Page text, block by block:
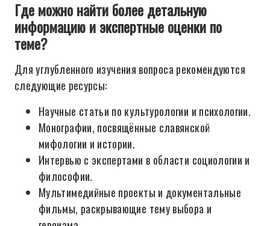
Где можно найти более детальную
информацию и экспертные оценки по
теме?
Для углубленного изучения вопроса рекомендуются
следующие ресурсы:
Научные статьи по культурологии и психологии.
Монографии, посвящённые славянской
мифологии и истории.
Интервью с экспертами в области социологии и
философии.
Мультимедийные проекты и документальные
фильмы, раскрывающие тему выбора и